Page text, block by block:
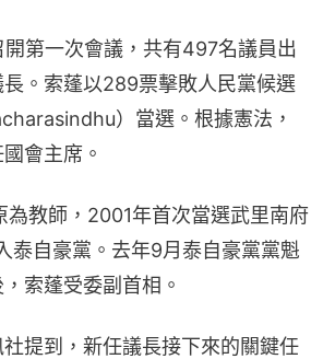
第一次會議，共有497名議員出
。索蓬以289票擊敗人民黨候選
）當選。根據憲法，
會主席。
為教師，2001年首次當選武里南府
泰自豪黨。去年9月泰自豪黨黨魁
索蓬受委副首相。
提到，新任議長接下來的關鍵任